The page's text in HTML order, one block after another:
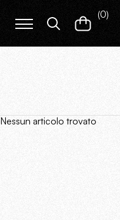
(0)
Nessun articolo trovato